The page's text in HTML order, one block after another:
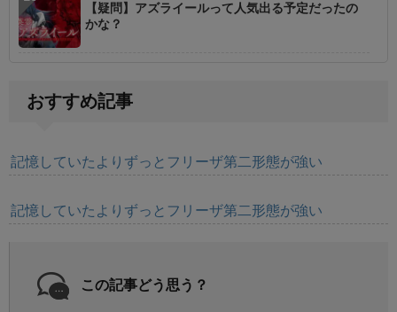
【疑問】アズライールって人気出る予定だったの
かな？
おすすめ記事
記憶していたよりずっとフリーザ第二形態が強い
記憶していたよりずっとフリーザ第二形態が強い
この記事どう思う？